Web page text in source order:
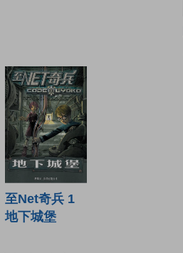
至Net奇兵 1
地下城堡